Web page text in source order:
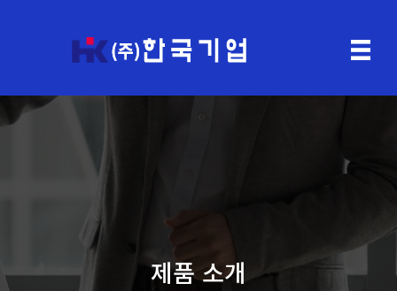
제품 소개